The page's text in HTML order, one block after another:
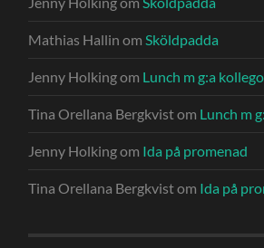
Mathias Hallin omSköldpadda
Jenny Holkingom Lunch m g:a
Tina Orellana Bergkvistom Lunch m
Jenny Holkingom Ida på promenad
Tina Orellana Bergkvistom Ida på